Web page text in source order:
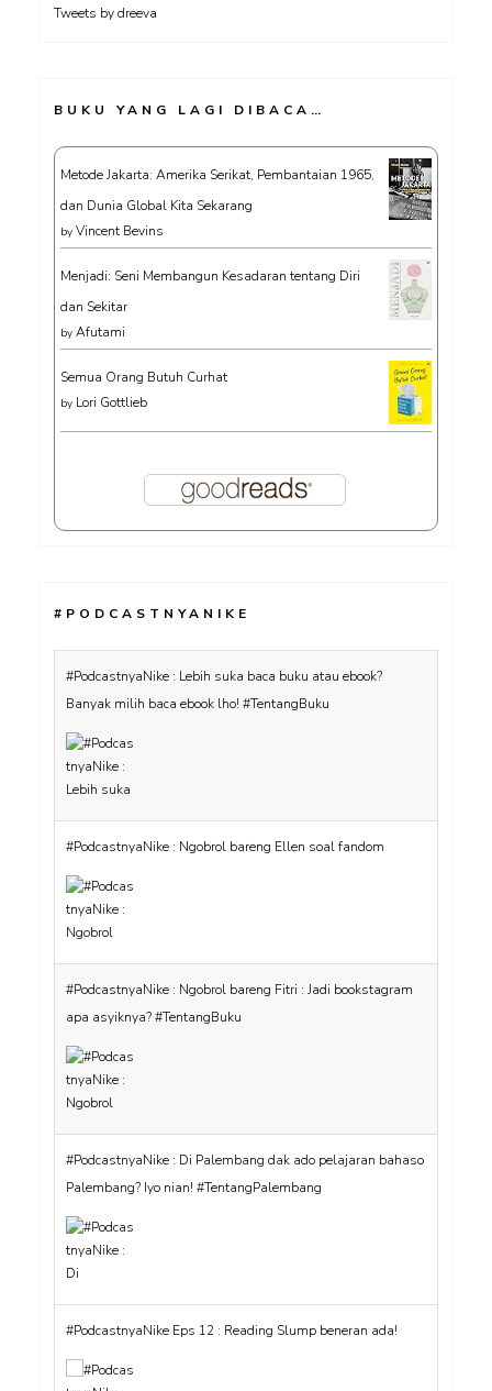
Tweets by dreeva
BUKU YANG LAGI DIBACA…
Metode Jakarta: Amerika Serikat, Pembantaian 1965,
dan Dunia Global Kita Sekarang
by Vincent Bevins
Menjadi: Seni Membangun Kesadaran tentang Diri
dan Sekitar
by Afutami
Semua Orang Butuh Curhat
by Lori Gottlieb
#PODCASTNYANIKE
#PodcastnyaNike : Lebih suka baca buku atau ebook?
Banyak milih baca ebook lho! #TentangBuku
#PodcastnyaNike : Ngobrol bareng Ellen soal fandom
#PodcastnyaNike : Ngobrol bareng Fitri : Jadi bookstagram
apa asyiknya? #TentangBuku
#PodcastnyaNike : Di Palembang dak ado pelajaran bahaso
Palembang? Iyo nian! #TentangPalembang
#PodcastnyaNike Eps 12 : Reading Slump beneran ada!